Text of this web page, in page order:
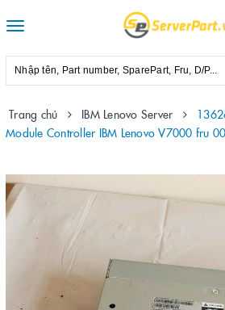
Toggle
Trang chủ IBM Lenovo Server
Module Controller IBM Lenovo V7000 fru